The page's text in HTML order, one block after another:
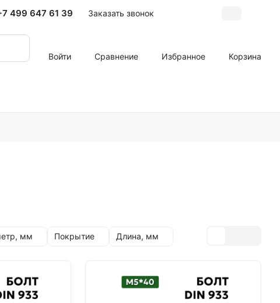
499 647 61 39 Заказать звонок
Войти
Сравнение Избранное Корзина
мм Покрытие Длина, мм